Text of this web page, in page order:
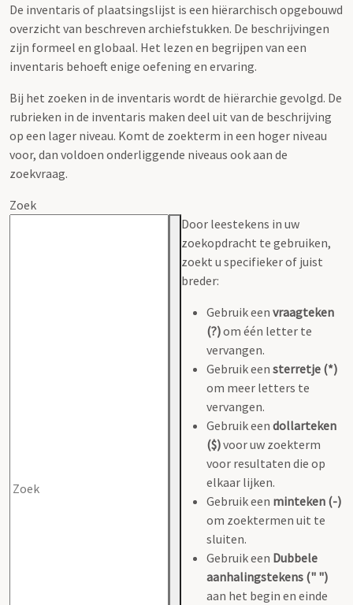
De inventaris of plaatsingslijst is een hiërarchisch opgebouwd
overzicht van beschreven archiefstukken. De beschrijvingen
zijn formeel en globaal. Het lezen en begrijpen van een
inventaris behoeft enige oefening en ervaring.
Bij het zoeken in de inventaris wordt de hiërarchie gevolgd. De
rubrieken in de inventaris maken deel uit van de beschrijving
op een lager niveau. Komt de zoekterm in een hoger niveau
voor, dan voldoen onderliggende niveaus ook aan de
zoekvraag.
Zoek
Door leestekens in uw
zoekopdracht te gebruiken,
zoekt u specifieker of juist
breder:
Gebruik een vraagteken
(?)om één letter te
vervangen.
Gebruik een sterretje (*)
om meer letters te
vervangen.
Gebruik een dollarteken
($)voor uw zoekterm
voor resultaten die op
elkaar lijken.
Gebruik een minteken (-)
om zoektermen uit te
sluiten.
Gebruik een Dubbele
aanhalingstekens (" ")
aan het begin en einde